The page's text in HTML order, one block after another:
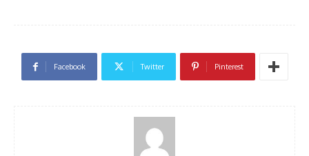
Facebook Twitter Pinterest